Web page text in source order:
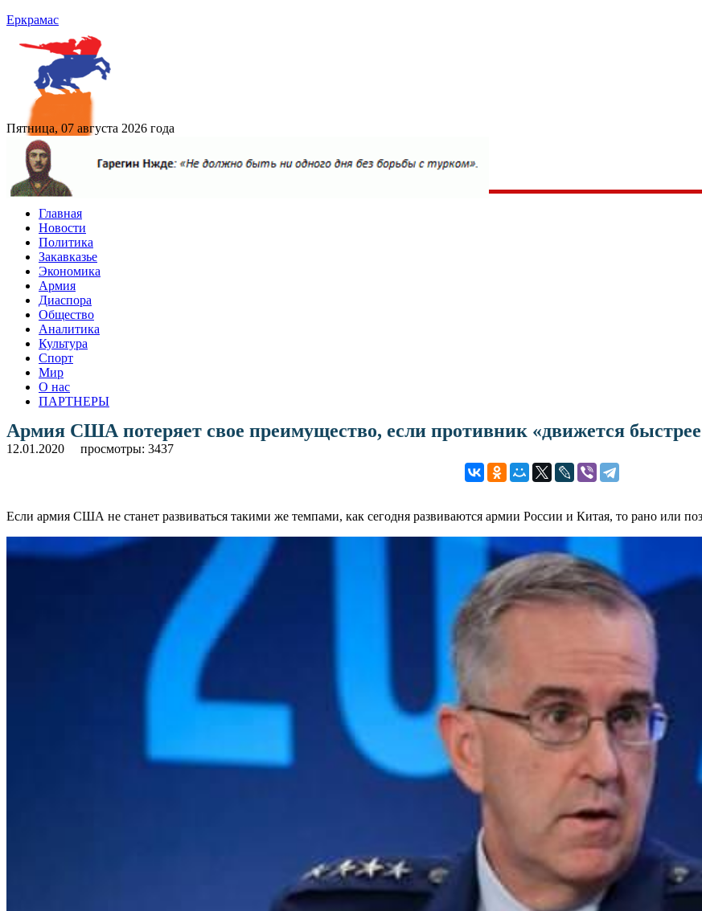
Еркрамас
Пятница, 07 августа 2026 года
Главная
Новости
Политика
Закавказье
Экономика
Армия
Диаспора
Общество
Аналитика
Культура
Спорт
Мир
О нас
ПАРТНЕРЫ
Армия США потеряет свое преимущество, если противник «движется
12.01.2020 просмотры: 3437
Если армия США не станет развиваться такими же темпами, как сегодня развиваются армии России и Китая, то рано или